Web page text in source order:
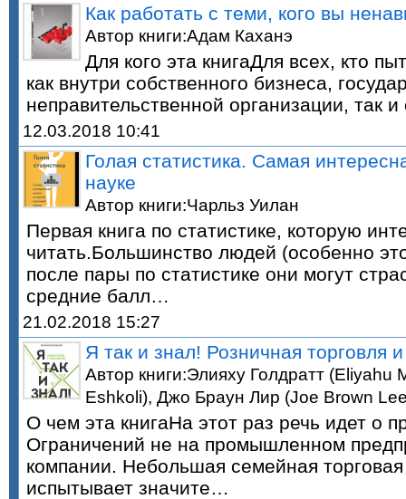
Как работать с теми, кого вы
Автор книги:Адам Каханэ
Для кого эта книгаДля всех, кто
как внутри собственного бизнеса,
неправительственной организации, так
12.03.2018 10:41
Голая статистика. Самая
науке
Автор книги:Чарльз Уилан
Первая книга по статистике, которую
читать.Большинство людей (особенно
после пары по статистике они могут
средние балл…
21.02.2018 15:27
Я так и знал! Розничная торговля
Автор книги:Элияху Голдратт
Eshkoli), Джо Браун Лир (Joe Brown
О чем эта книгаНа этот раз речь идет о
Ограничений не на промышленном
компании. Небольшая семейная торговая
испытывает значите…